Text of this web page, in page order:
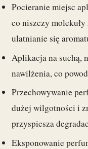
Pocieranie miejsc
co niszczy
ulatnianie się
Aplikacja na suchą,
nawilżenia, co
Przechowywanie
dużej wilgotności i
przyspiesza
Eksponowanie